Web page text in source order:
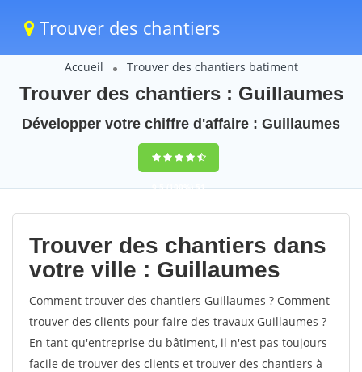
Trouver des chantiers
Accueil Trouver des chantiers batiment
Trouver des chantiers : Guillaumes
Développer votre chiffre d'affaire : Guillaumes
9,5(100%)51
votes
Trouver des chantiers dans
votre ville : Guillaumes
Comment trouver des chantiers Guillaumes ? Comment
trouver des clients pour faire des travaux Guillaumes ?
En tant qu'entreprise du bâtiment, il n'est pas toujours
facile de trouver des clients et trouver des chantiers à